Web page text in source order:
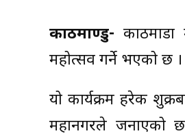
काठमाण्डु-
महोत्सव गर्ने भएको छ ।
यो कार्यक्रम हरेक
महानगरले जनाएको